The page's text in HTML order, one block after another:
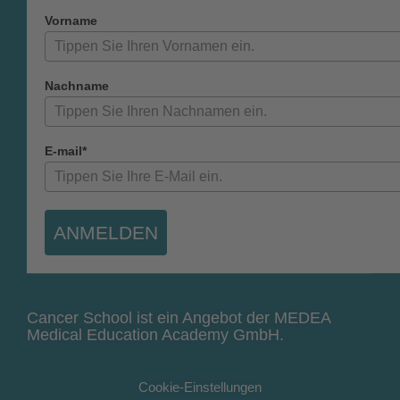
Vorname
Nachname
E-mail*
ANMELDEN
Cancer School ist ein Angebot der MEDEA
Medical Education Academy GmbH.
Cookie-Einstellungen